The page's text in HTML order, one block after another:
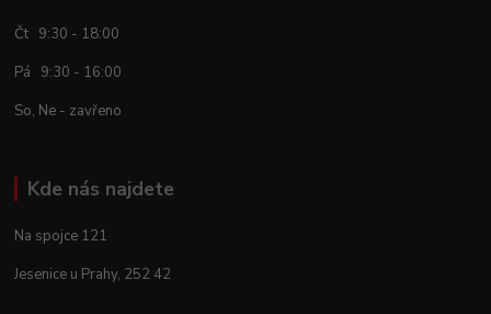
Čt 9:30 - 18:00
Pá 9:30 - 16:00
So, Ne - zavřeno
Kde nás najdete
Na spojce 121
Jesenice u Prahy, 252 42